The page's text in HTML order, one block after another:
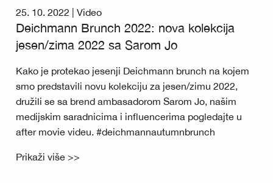
25. 10. 2022 | Video
Deichmann Brunch 2022: nova kolekcija
jesen/zima 2022 sa Sarom Jo
Kako je protekao jesenji Deichmann brunch na kojem
smo predstavili novu kolekciju za jesen/zimu 2022,
družili se sa brend ambasadorom Sarom Jo, našim
medijskim saradnicima i influencerima pogledajte u
after movie videu. #deichmannautumnbrunch
Prikaži više >>